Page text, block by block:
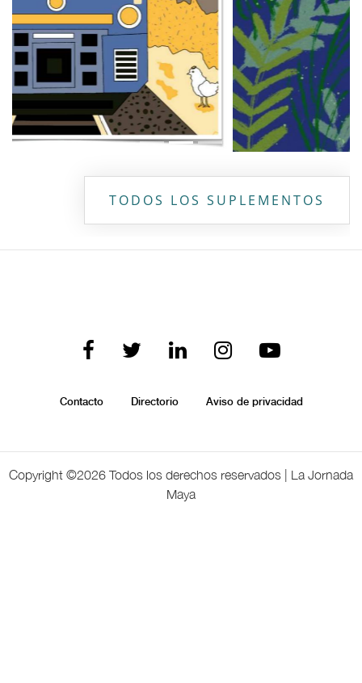
TODOS LOS SUPLEMENTOS
Contacto Directorio Aviso de privacidad
Copyright ©2026 Todos los derechos reservados | La Jornada
Maya